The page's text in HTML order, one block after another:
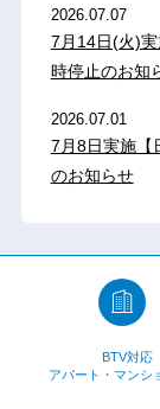
2026.07.07
7月14日(火)
時停止のお知
2026.07.01
7月8日実施【
のお知らせ
BTV対応
アパート・マンシ